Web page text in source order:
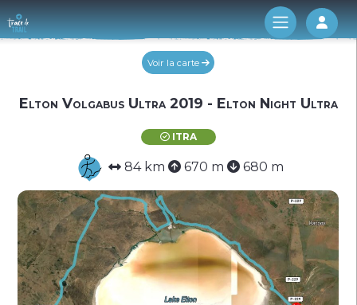
Log
Voir la carte
Elton Volgabus Ultra 2019 - Elton Night Ultra
ITRA
84 km 670 m 680 m